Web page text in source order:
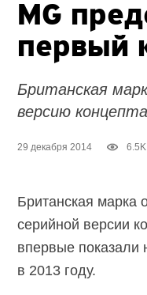
MG
первый
Британская
версию
29 декабря 2014 6.5K
Британская марка
серийной версии
впервые показали
в 2013 году.